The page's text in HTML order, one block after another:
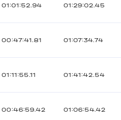
01:01:52.94 01:29:02.45
00:47:41.81 01:07:34.74
01:11:55.11 01:41:42.54
00:46:59.42 01:06:54.42